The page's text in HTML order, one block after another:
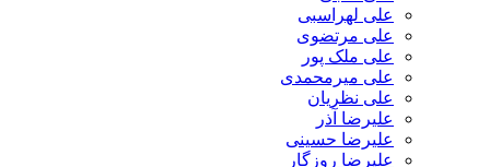
علی لهراسبی
علی مرتضوی
علی ملک پور
علی میرمحمدی
علی نظریان
علیرضا آذر
علیرضا حسینی
علیرضا روزگار